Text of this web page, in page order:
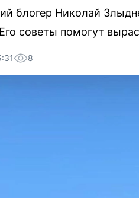
блогер Николай
советы помогут
8